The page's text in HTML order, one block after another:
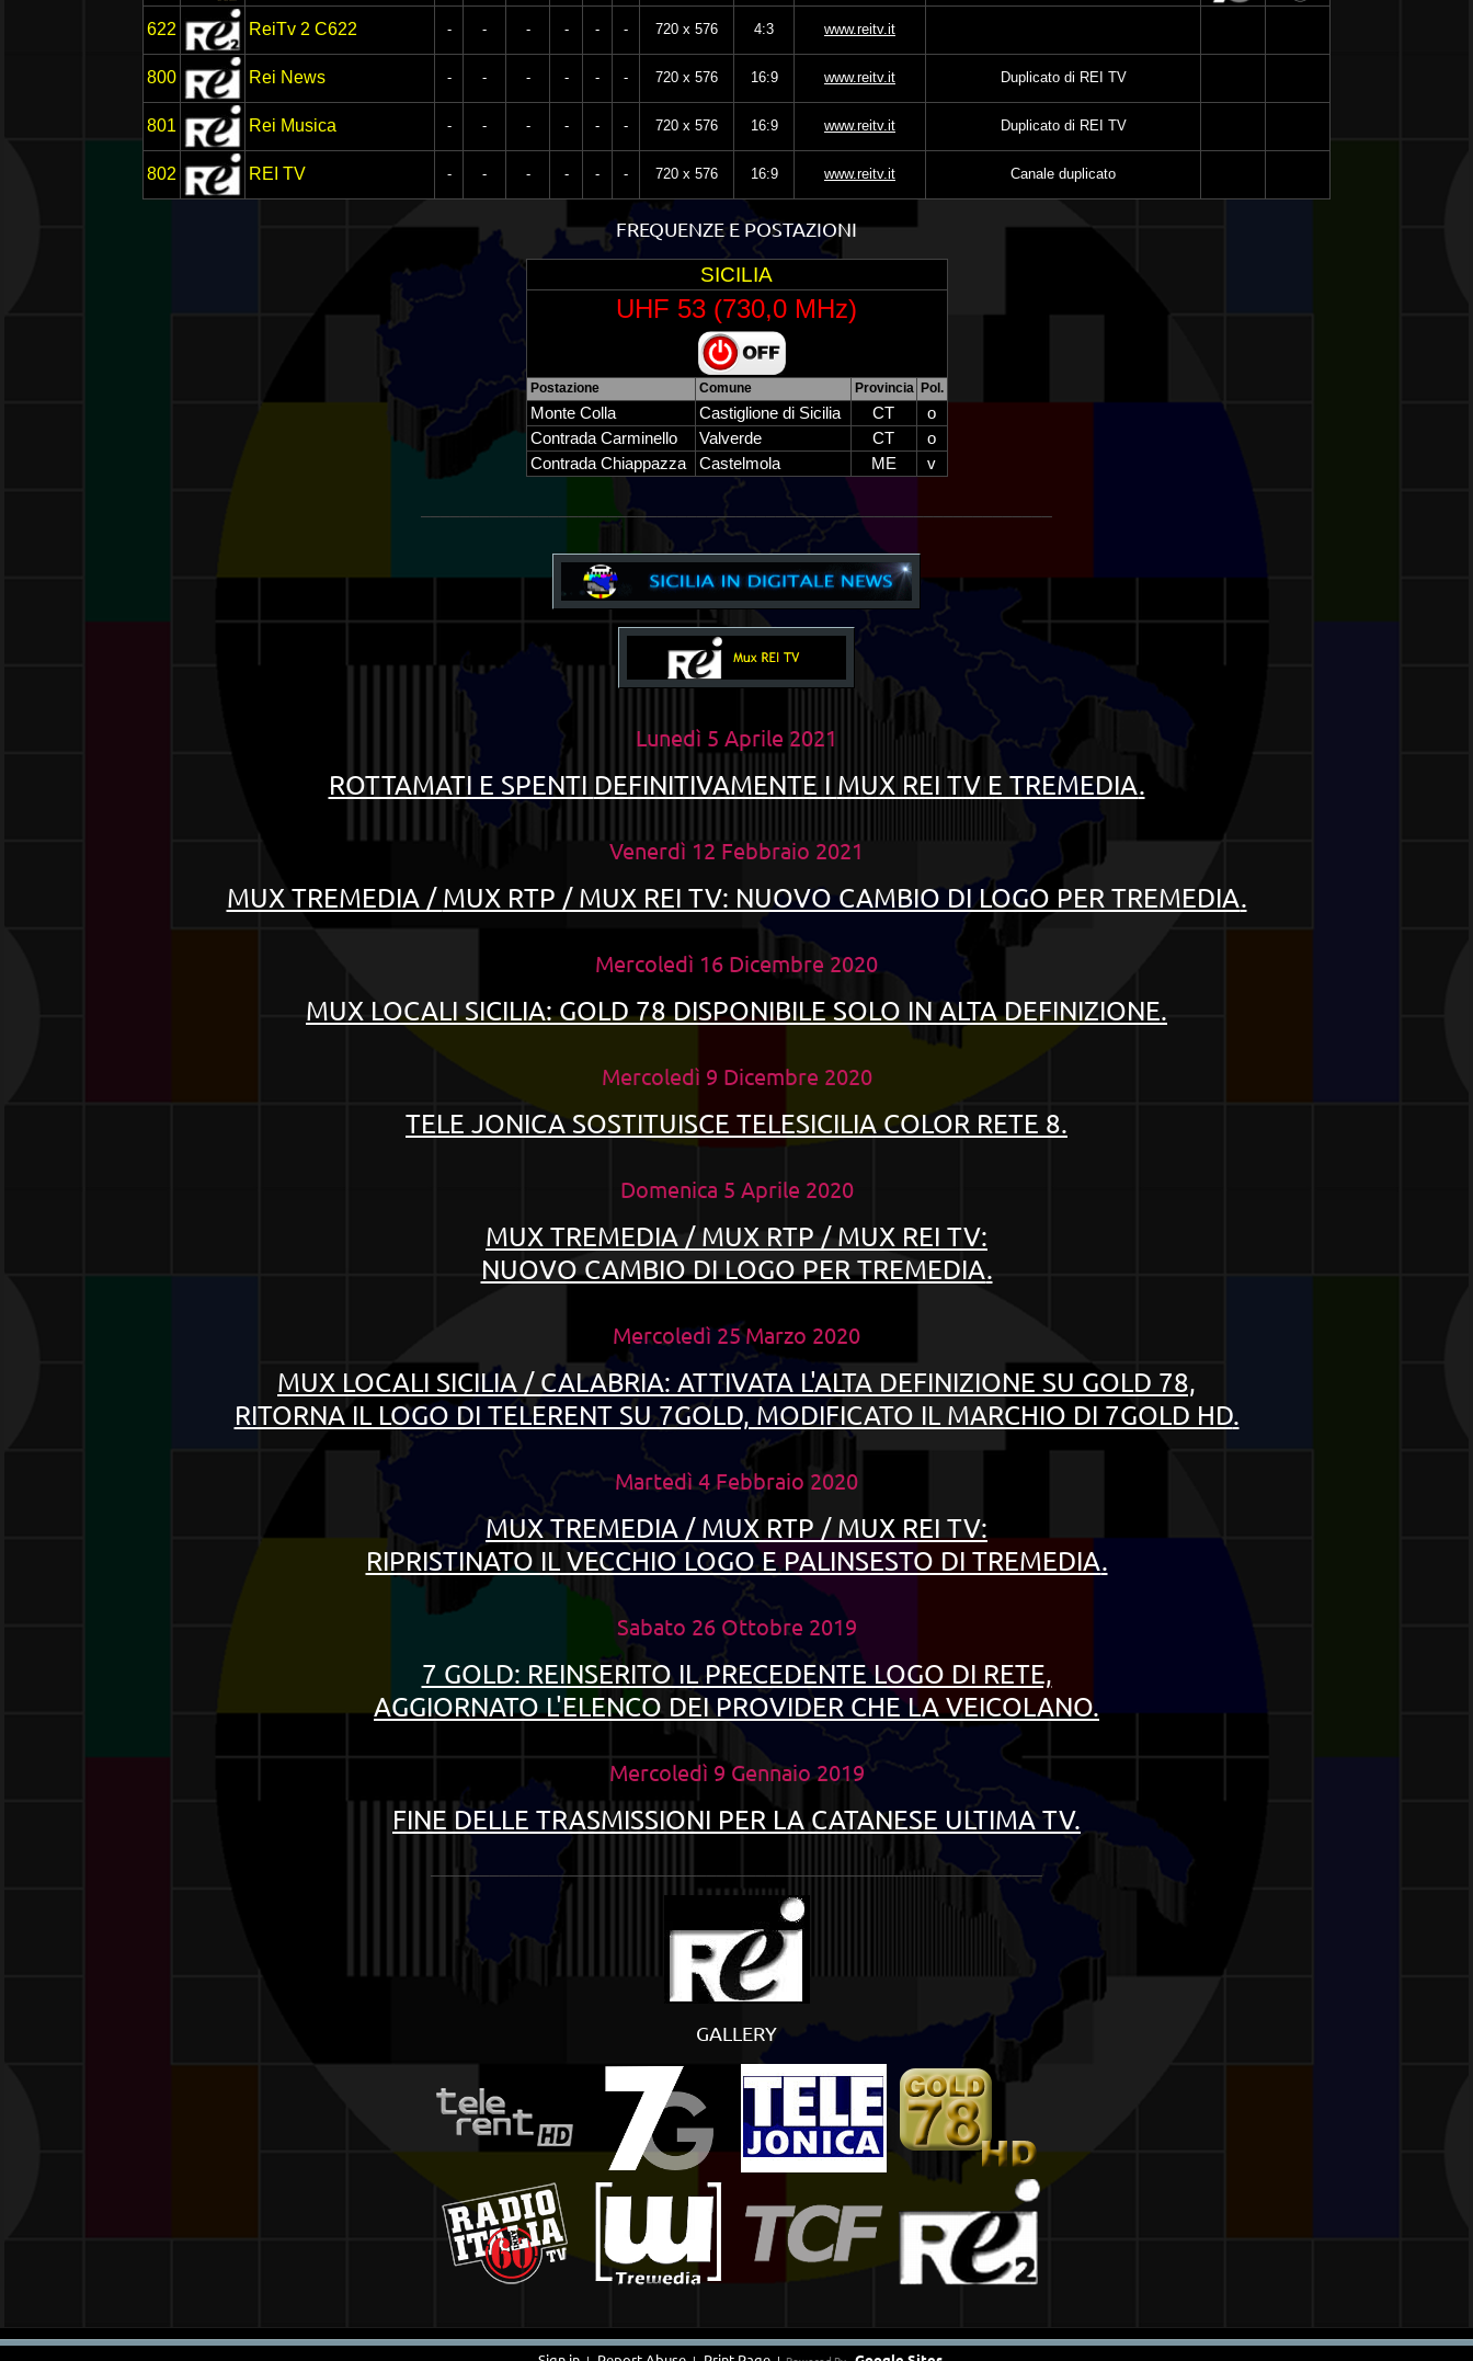
622 ReiTv 2 C622 - - - - - - 720 x 576 4:3 www.reitv.it
800 Rei News - - - - - - 720 x 576 16:9 www.reitv.it Duplicato di REI TV
801 Rei Musica - - - - - - 720 x 576 16:9 www.reitv.it Duplicato di REI TV
802 REI TV - - - - - - 720 x 576 16:9 www.reitv.it Canale duplicato
FREQUENZE E POSTAZIONI
SICILIA
UHF 53 (730,0 MHz)
Postazione Comune Provincia Pol.
Monte Colla Castiglione di Sicilia CT
o
Contrada Carminello
Valverde CT
o
Contrada Chiappazza
Castelmola ME v
________________________________________________________________
Lunedì 5 Aprile 2021
ROTTAMATI E SPENTI DEFINITIVAMENTE I MUX REI TV E TREMEDIA.
Venerdì 12 Febbraio 2021
MUX TREMEDIA / MUX RTP / MUX REI TV: NUOVO CAMBIO DI LOGO PER TREMEDIA.
Mercoledì 16 Dicembre 2020
MUX LOCALISICILIA: GOLD 78 DISPONIBILE SOLO IN ALTA DEFINIZIONE.
Mercoledì 9 Dicembre 2020
TELE JONICA SOSTITUISCE TELESICILIA COLOR RETE 8.
Domenica 5 Aprile 2020
MUX TREMEDIA / MUX RTP / MUX REI TV:
NUOVO CAMBIO DI LOGO PER TREMEDIA.
Mercoledì 25 Marzo 2020
MUX LOCALI SICILIA / CALABRIA: ATTIVATA L'ALTA DEFINIZIONE SU GOLD 78,
RITORNA IL LOGO DI TELERENT SU 7GOLD, MODIFICATO IL MARCHIO DI 7GOLD HD.
Martedì 4 Febbraio 2020
MUX TREMEDIA / MUX RTP / MUX REI TV:
RIPRISTINATO IL VECCHIO LOGO E PALINSESTO DI TREMEDIA.
Sabato 26Ottobre 2019
7 GOLD: REINSERITO IL PRECEDENTE LOGO DI RETE,
AGGIORNATO L'ELENCO DEI PROVIDER CHE LA VEICOLANO.
Mercoledì 9 Gennaio 2019
FINE DELLE TRASMISSIONI PER LA CATANESE ULTIMA TV.
_______________________________ _______________________________
GALLERY